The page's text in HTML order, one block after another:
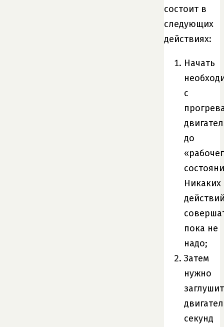
состоит в
следующих
действиях:
Начать
с
до
Никаких
пока не
надо;
Затем
нужно
секунд